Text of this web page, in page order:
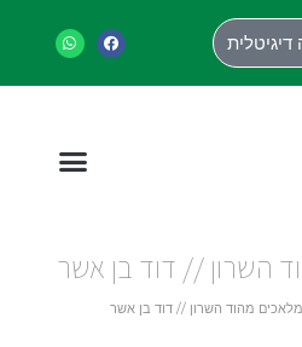
השרון // דוד בן אשר
מהוד השרון // דוד בן אשר